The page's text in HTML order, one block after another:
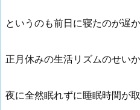
というのも前日に寝たのが遅
正月休みの生活リズムのせいか
夜に全然眠れずに睡眠時間が